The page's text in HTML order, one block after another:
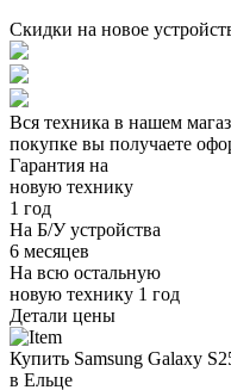
Скидки на новое
Вся техника в нашем
покупке вы получаете
Гарантия на
новую технику
1 год
На Б/У устройства
6 месяцев
На всю остальную
новую технику 1 год
Детали цены
Купить Samsung Galaxy
в Ельце